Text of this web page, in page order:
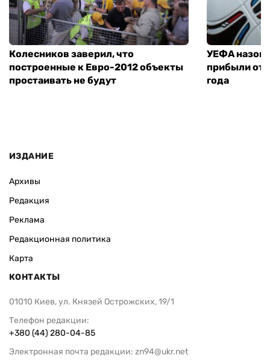
Колесников заверил, что
построенные к Евро-2012 объекты
простаивать не будут
УЕФА
прибыли от
года
ИЗДАНИЕ
Архивы
Редакция
Реклама
Редакционная политика
Карта
КОНТАКТЫ
01010 Киев, ул. Князей Острожских, 19/1
Телефон редакции:
+380 (44) 280-04-85
Электронная почта редакции: zn94@ukr.net